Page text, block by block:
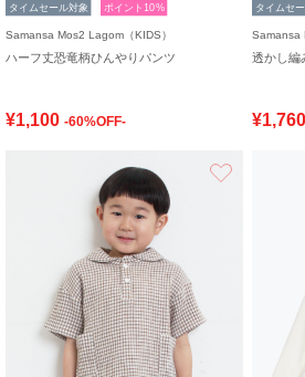
タイムセール対象 ポイント10%
Samansa Mos2 Lagom（KIDS）
ハーフ丈恐竜柄ひんやりパンツ
¥1,100 -60%OFF-
タイムセ
Samansa
透かし編
¥1,760